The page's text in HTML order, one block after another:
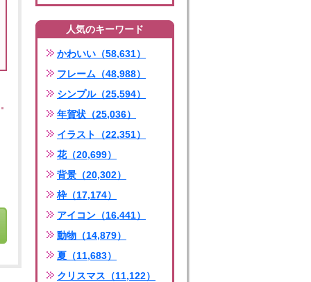
人気のキーワード
かわいい（58,631）
フレーム（48,988）
シンプル（25,594）
年賀状（25,036）
イラスト（22,351）
花（20,699）
背景（20,302）
枠（17,174）
アイコン（16,441）
動物（14,879）
夏（11,683）
クリスマス（11,122）